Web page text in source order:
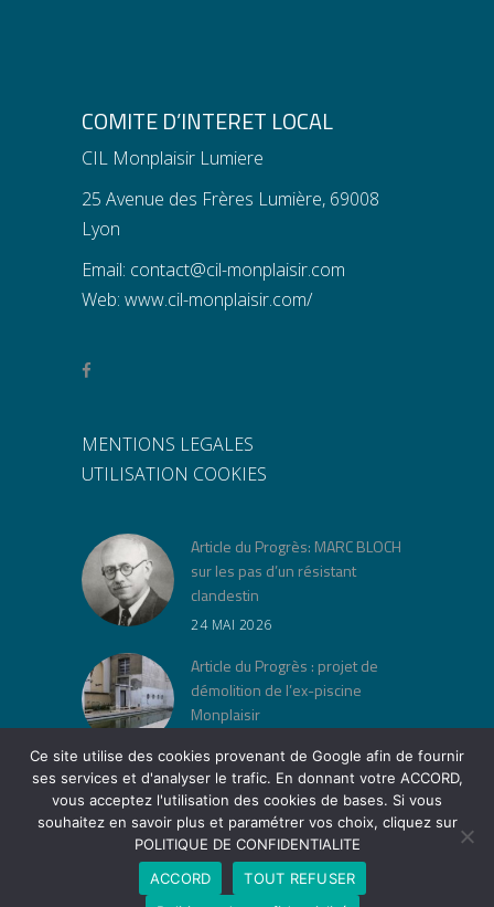
COMITE D’INTERET LOCAL
CIL Monplaisir Lumiere
25 Avenue des Frères Lumière, 69008
Lyon
Email: contact@cil-monplaisir.com
Web: www.cil-monplaisir.com/
MENTIONS LEGALES
UTILISATION COOKIES
Article du Progrès: MARC BLOCH
sur les pas d’un résistant
clandestin
24 MAI 2026
Article du Progrès : projet de
démolition de l’ex-piscine
Monplaisir
« Jeu de lois » à la Cité Musée
Tony Garnier
12 AVRIL 2026
Ce site utilise des cookies provenant de Google afin de fournir
ses services et d'analyser le trafic. En donnant votre ACCORD,
vous acceptez l'utilisation des cookies de bases. Si vous
souhaitez en savoir plus et paramétrer vos choix, cliquez sur
POLITIQUE DE CONFIDENTIALITE
ACCORD
TOUT REFUSER